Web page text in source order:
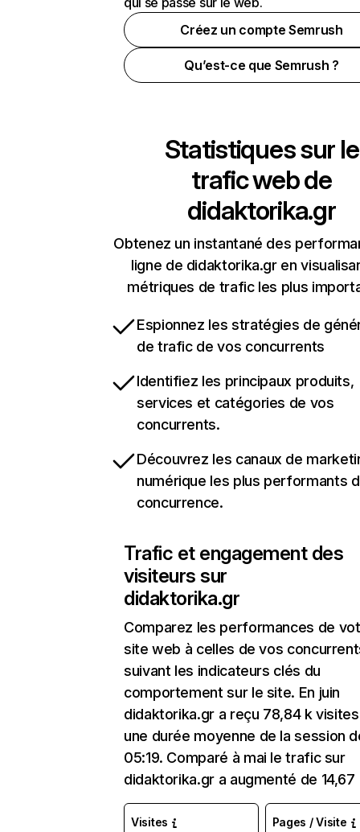
Créez un compte Semrush
Qu’est-ce que Semrush ?
Statistiques sur le
trafic web de
didaktorika.gr
Obtenez un instantané des
ligne de didaktorika.gr en
métriques de trafic les plus
Espionnez les stratégies de
de trafic de vos concurrents
Identifiez les principaux produits,
services et catégories de vos
concurrents.
Découvrez les canaux de
numérique les plus performants
concurrence.
Trafic et engagement des
visiteurs sur
didaktorika.gr
Comparez les performances de
site web à celles de vos
suivant les indicateurs clés du
comportement sur le site. En juin
didaktorika.gr a reçu 78,84 k
une durée moyenne de la session
05:19. Comparé à mai le trafic sur
didaktorika.gr a augmenté de 14,67
Visites Pages / Visite